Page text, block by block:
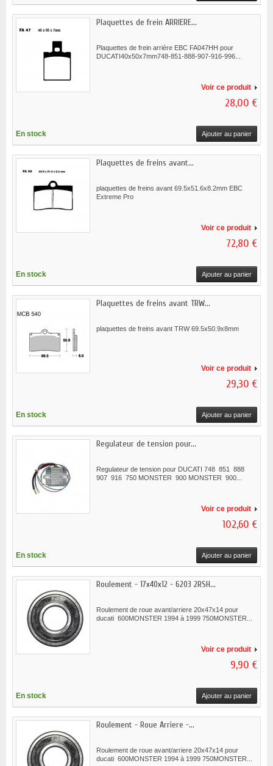
Plaquettes de frein ARRIERE...
Plaquettes de frein arrière EBC FA047HH pour
DUCATI40x50x7mm748-851-888-907-916-996...
Voir ce produit
28,00 €
En stock Ajouter au panier
Plaquettes de freins avant...
plaquettes de freins avant 69.5x51.6x8.2mm EBC
Extreme Pro
Voir ce produit
72,80 €
En stock Ajouter au panier
Plaquettes de freins avant TRW...
plaquettes de freins avant TRW 69.5x50.9x8mm
Voir ce produit
29,30 €
En stock Ajouter au panier
Regulateur de tension pour...
Regulateur de tension pour DUCATI 748 851 888
907 916 750 MONSTER 900 MONSTER 900...
Voir ce produit
102,60 €
En stock Ajouter au panier
Roulement - 17x40x12 - 6203 2RSH...
Roulement de roue avant/arriere 20x47x14 pour
ducati 600MONSTER 1994 à 1999 750MONSTER...
Voir ce produit
9,90 €
En stock Ajouter au panier
Roulement - Roue Arriere -...
Roulement de roue avant/arriere 20x47x14 pour
ducati 600MONSTER 1994 à 1999 750MONSTER...